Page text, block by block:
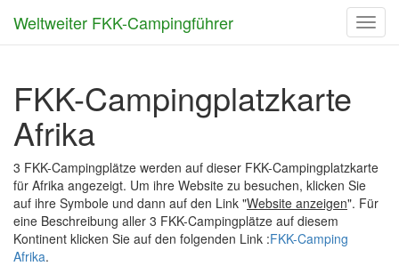
Weltweiter FKK-Campingführer
FKK-Campingplatzkarte
Afrika
3 FKK-Campingplätze werden auf dieser FKK-Campingplatzkarte
für Afrika angezeigt. Um ihre Website zu besuchen, klicken Sie
auf ihre Symbole und dann auf den Link "Website anzeigen". Für
eine Beschreibung aller 3 FKK-Campingplätze auf diesem
Kontinent klicken Sie auf den folgenden Link :FKK-Camping
Afrika.